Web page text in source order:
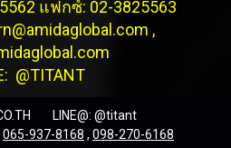
แฟกซ์: 02-3825563
,
@TITANT
LINE@: @titant
065-937-8168 , 098-270-6168